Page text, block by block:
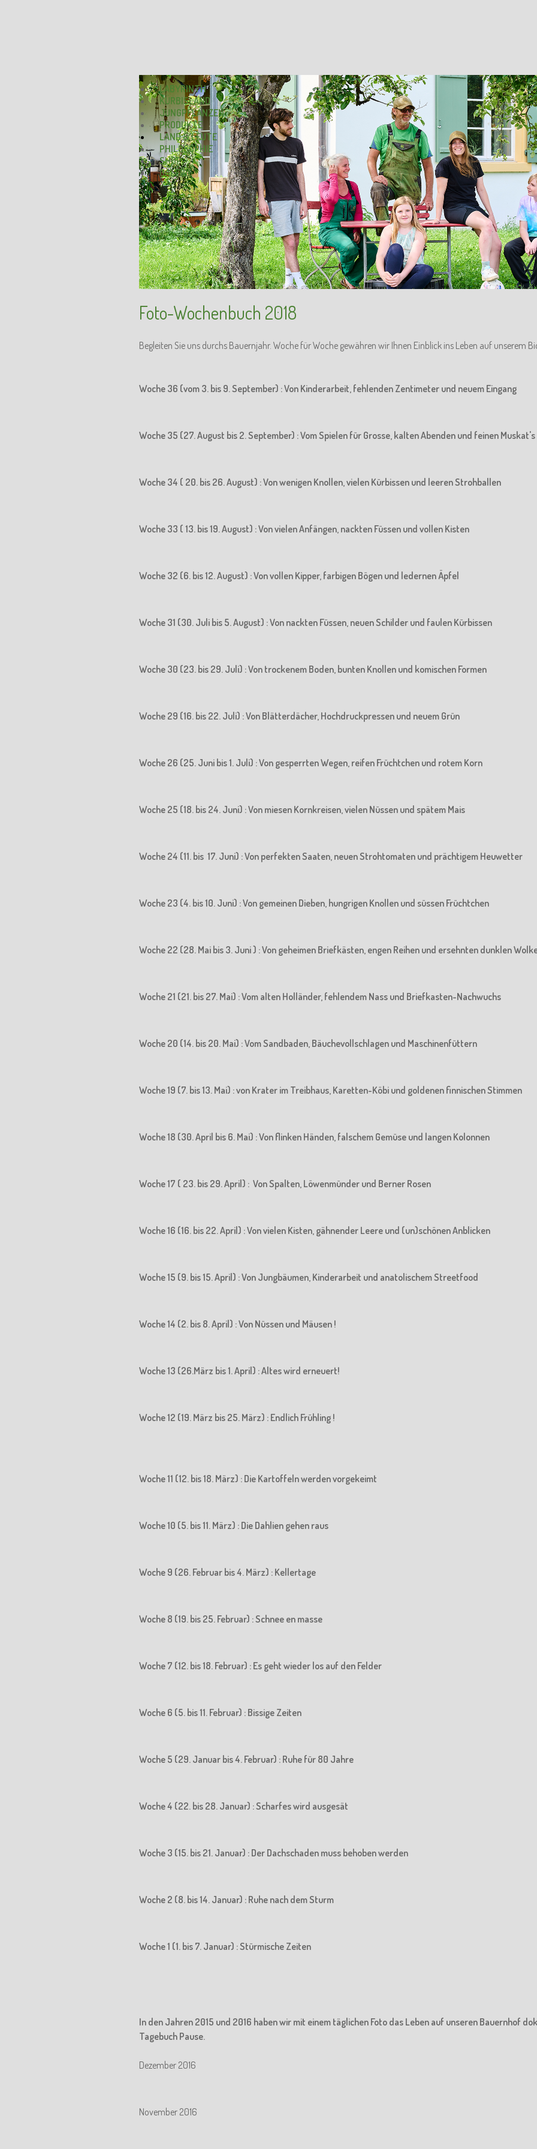
LABYRINTH
KÜRBISLAND
JUNGPFLANZEN
PRODUKTE
LAND & LEUTE
PHILOSOPHIE
SHOP
GALERIE
Foto-Wochenbuch 2018
Begleiten Sie uns durchs Bauernjahr. Woche für Woche gewähren wir Ihnen Einblick ins Leben auf unserem
Woche 36 (vom 3. bis 9. September) : Von Kinderarbeit, fehlenden Zentimeter und neuem Eingang
Woche 35 (27. August bis 2. September) : Vom Spielen für Grosse, kalten Abenden und feinen Muskat's
Woche 34 ( 20. bis 26. August) : Von wenigen Knollen, vielen Kürbissen und leeren Strohballen
Woche 33 ( 13. bis 19. August) : Von vielen Anfängen, nackten Füssen und vollen Kisten
Woche 32 (6. bis 12. August) : Von vollen Kipper, farbigen Bögen und ledernen Äpfel
Woche 31 (30. Juli bis 5. August) : Von nackten Füssen, neuen Schilder und faulen Kürbissen
Woche 30 (23. bis 29. Juli) : Von trockenem Boden, bunten Knollen und komischen Formen
Woche 29 (16. bis 22. Juli) : Von Blätterdächer, Hochdruckpressen und neuem Grün
Woche 26 (25. Juni bis 1. Juli) : Von gesperrten Wegen, reifen Früchtchen und rotem Korn
Woche 25 (18. bis 24. Juni) : Von miesen Kornkreisen, vielen Nüssen und spätem Mais
Woche 24 (11. bis 17. Juni) : Von perfekten Saaten, neuen Strohtomaten und prächtigem Heuwetter
Woche 23 (4. bis 10. Juni) : Von gemeinen Dieben, hungrigen Knollen und süssen Früchtchen
Woche 22 (28. Mai bis 3. Juni ) : Von geheimen Briefkästen, engen Reihen und ersehnten dunklen
Woche 21 (21. bis 27. Mai) : Vom alten Holländer, fehlendem Nass und Briefkasten-Nachwuchs
Woche 20 (14. bis 20. Mai) : Vom Sandbaden, Bäuchevollschlagen und Maschinenfüttern
Woche 19 (7. bis 13. Mai) : von Krater im Treibhaus, Karetten-Köbi und goldenen finnischen Stimmen
Woche 18 (30. April bis 6. Mai) : Von flinken Händen, falschem Gemüse und langen Kolonnen
Woche 17 ( 23. bis 29. April) : Von Spalten, Löwenmünder und Berner Rosen
Woche 16 (16. bis 22. April) : Von vielen Kisten, gähnender Leere und (un)schönen Anblicken
Woche 15 (9. bis 15. April) : Von Jungbäumen, Kinderarbeit und anatolischem Streetfood
Woche 14 (2. bis 8. April) : Von Nüssen und Mäusen !
Woche 13 (26.März bis 1. April) : Altes wird erneuert!
Woche 12 (19. März bis 25. März) : Endlich Frühling !
Woche 11 (12. bis 18. März) : Die Kartoffeln werden vorgekeimt
Woche 10 (5. bis 11. März) : Die Dahlien gehen raus
Woche 9 (26. Februar bis 4. März) : Kellertage
Woche 8 (19. bis 25. Februar) : Schnee en masse
Woche 7 (12. bis 18. Februar) : Es geht wieder los auf den Felder
Woche 6 (5. bis 11. Februar) : Bissige Zeiten
Woche 5 (29. Januar bis 4. Februar) : Ruhe für 80 Jahre
Woche 4 (22. bis 28. Januar) : Scharfes wird ausgesät
Woche 3 (15. bis 21. Januar) : Der Dachschaden muss behoben werden
Woche 2 (8. bis 14. Januar) : Ruhe nach dem Sturm
Woche 1 (1. bis 7. Januar) : Stürmische Zeiten
In den Jahren 2015 und 2016 haben wir mit einem täglichen Foto das Leben auf unseren Bauernhof
Tagebuch Pause.
Dezember 2016
November 2016